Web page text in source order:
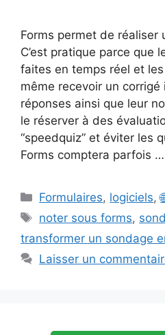
Forms permet de réaliser
C’est pratique parce que
faites en temps réel et
même recevoir un
réponses ainsi que leur
le réserver à des
“speedquiz” et éviter les
Forms comptera parfois …
Catégories
Formulaires, logiciels,
Étiquettes
noter sous forms,
transformer un sondage
Laisser un